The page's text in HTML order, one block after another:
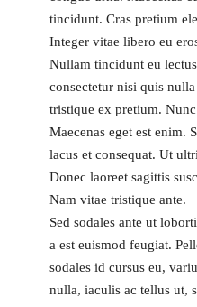
tincidunt. Cras pretium
Integer vitae libero eu
Nullam tincidunt eu
consectetur nisi quis
tristique ex pretium.
Maecenas eget est enim.
lacus et consequat. Ut
Donec laoreet sagittis
Nam vitae tristique ante.
Sed sodales ante ut
a est euismod feugiat.
sodales id cursus eu,
nulla, iaculis ac tellus ut,